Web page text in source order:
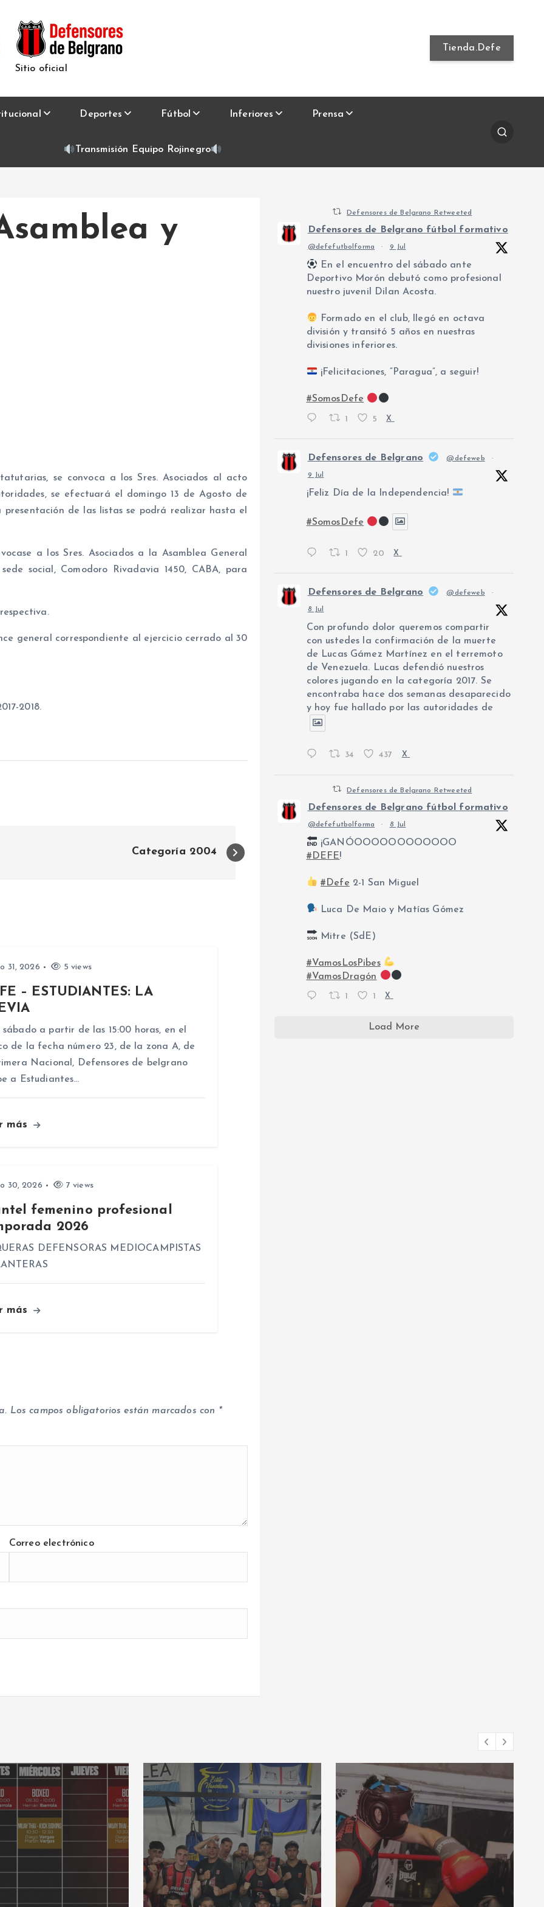
Sitio oficial
Tienda.Defe
Deportes Fútbol Inferiores Prensa
Transmisión Equipo Rojinegro
y
se convoca a los Sres. Asociados al acto
se efectuará el domingo 13 de Agosto de
de las listas se podrá realizar hasta el
a los Sres. Asociados a la Asamblea General
social, Comodoro Rivadavia 1450, CABA, para
general correspondiente al ejercicio cerrado al 30
2018.
Categoría 2004
31, 2026 5 views
– ESTUDIANTES: LA
sábado a partir de las 15:00 horas, en el
de la fecha número 23, de la zona A, de
Nacional, Defensores de belgrano
a Estudiantes…
más
30, 2026 7 views
femenino profesional
2026
DEFENSORAS MEDIOCAMPISTAS
más
Los campos obligatorios están marcados con *
Correo electrónico
Defensores de Belgrano Retweeted
Defensores de Belgrano fútbol formativo
@defefutbolforma · 9 Jul
En el encuentro del sábado ante
Deportivo Morón debutó como profesional
nuestro juvenil Dilan Acosta.
Formado en el club, llegó en octava
división y transitó 5 años en nuestras
divisiones inferiores.
¡Felicitaciones, “Paragua”, a seguir!
#SomosDefe
1 5 X
Defensores de Belgrano @defeweb ·
9 Jul
¡Feliz Día de la Independencia!
#SomosDefe
1 20 X
Defensores de Belgrano @defeweb ·
8 Jul
Con profundo dolor queremos compartir
con ustedes la confirmación de la muerte
de Lucas Gámez Martínez en el terremoto
de Venezuela. Lucas defendió nuestros
colores jugando en la categoría 2017. Se
encontraba hace dos semanas desaparecido
y hoy fue hallado por las autoridades de
34 437 X
Defensores de Belgrano Retweeted
Defensores de Belgrano fútbol formativo
@defefutbolforma · 8 Jul
¡GANÓOOOOOOOOOOOO
#DEFE!
#Defe 2-1 San Miguel
Luca De Maio y Matías Gómez
Mitre (SdE)
#VamosLosPibes
#VamosDragón
1 1 X
Load More